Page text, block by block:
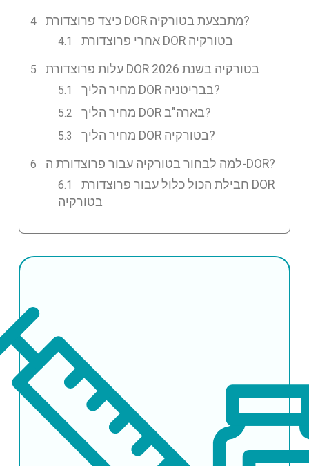
כיצד פרוצדורת DOR מתבצעת בטורקיה?
אחרי פרוצדורת DOR בטורקיה
עלות פרוצדורת DOR בטורקיה בשנת 2026
מחיר הליך DOR בבריטניה?
מחיר הליך DOR בארה"ב?
מחיר הליך DOR בטורקיה?
למה לבחור בטורקיה עבור פרוצדורת ה-DOR?
חבילת הכול כלול עבור פרוצדורת DOR
בטורקיה